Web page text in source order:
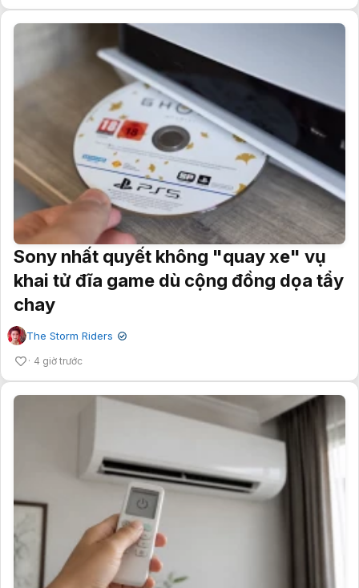
Sony nhất quyết không "quay xe" vụ
khai tử đĩa game dù cộng đồng dọa tẩy
chay
The Storm Riders ✔
4 giờ trước